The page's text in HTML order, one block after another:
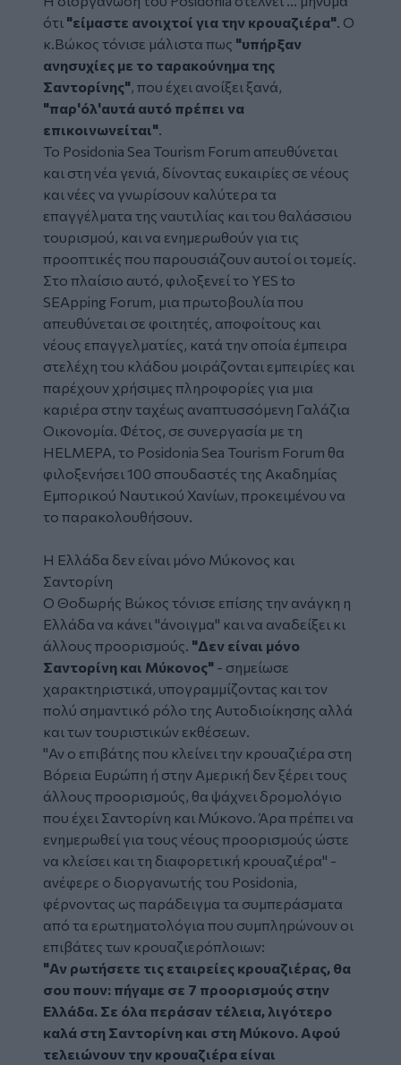
ότι "είμαστε ανοιχτοί για την κρουαζιέρα". Ο
κ.Βώκος τόνισε μάλιστα πως "υπήρξαν
ανησυχίες με το ταρακούνημα της
Σαντορίνης", που έχει ανοίξει ξανά,
"παρ'όλ'αυτά αυτό πρέπει να
επικοινωνείται".
Το Posidonia Sea Tourism Forum απευθύνεται
και στη νέα γενιά, δίνοντας ευκαιρίες σε νέους
και νέες να γνωρίσουν καλύτερα τα
επαγγέλματα της ναυτιλίας και του θαλάσσιου
τουρισμού, και να ενημερωθούν για τις
προοπτικές που παρουσιάζουν αυτοί οι τομείς.
Στο πλαίσιο αυτό, φιλοξενεί το YES to
SEApping Forum, μια πρωτοβουλία που
απευθύνεται σε φοιτητές, αποφοίτους και
νέους επαγγελματίες, κατά την οποία έμπειρα
στελέχη του κλάδου μοιράζονται εμπειρίες και
παρέχουν χρήσιμες πληροφορίες για μια
καριέρα στην ταχέως αναπτυσσόμενη Γαλάζια
Οικονομία. Φέτος, σε συνεργασία με τη
HELMEPA, το Posidonia Sea Tourism Forum θα
φιλοξενήσει 100 σπουδαστές της Ακαδημίας
Εμπορικού Ναυτικού Χανίων, προκειμένου να
το παρακολουθήσουν.
Η Ελλάδα δεν είναι μόνο Μύκονος και
Σαντορίνη
Ο Θοδωρής Βώκος τόνισε επίσης την ανάγκη η
Ελλάδα να κάνει "άνοιγμα" και να αναδείξει κι
άλλους προορισμούς. "Δεν είναι μόνο
Σαντορίνη και Μύκονος" - σημείωσε
χαρακτηριστικά, υπογραμμίζοντας και τον
πολύ σημαντικό ρόλο της Αυτοδιοίκησης αλλά
και των τουριστικών εκθέσεων.
"Αν ο επιβάτης που κλείνει την κρουαζιέρα στη
Βόρεια Ευρώπη ή στην Αμερική δεν ξέρει τους
άλλους προορισμούς, θα ψάχνει δρομολόγιο
που έχει Σαντορίνη και Μύκονο. Άρα πρέπει να
ενημερωθεί για τους νέους προορισμούς ώστε
να κλείσει και τη διαφορετική κρουαζιέρα" -
ανέφερε ο διοργανωτής του Posidonia,
φέρνοντας ως παράδειγμα τα συμπεράσματα
από τα ερωτηματολόγια που συμπληρώνουν οι
επιβάτες των κρουαζιερόπλοιων:
"Αν ρωτήσετε τις εταιρείες κρουαζιέρας, θα
σου πουν: πήγαμε σε 7 προορισμούς στην
Ελλάδα. Σε όλα περάσαν τέλεια, λιγότερο
καλά στη Σαντορίνη και στη Μύκονο. Αφού
τελειώνουν την κρουαζιέρα είναι